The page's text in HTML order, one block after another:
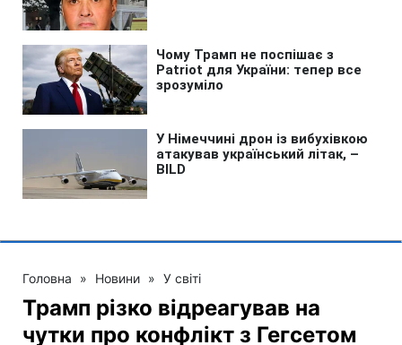
Головна » Новини » У світі
Трамп різко відреагував на
чутки про конфлікт з Гегсетом